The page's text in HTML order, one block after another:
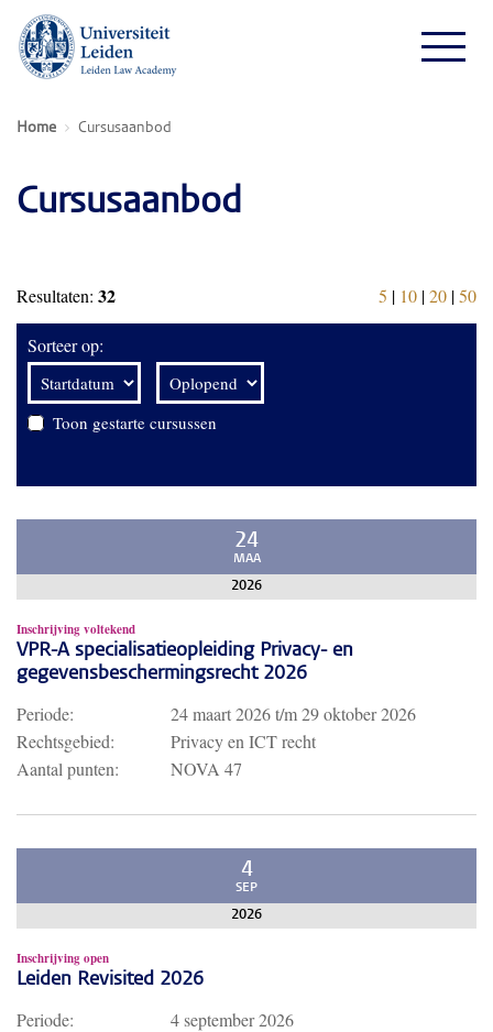
Home Cursusaanbod
Cursusaanbod
Resultaten: 32 5 | 10 |20 |50
Sorteer op:
Toon gestarte cursussen
24
MAA
2026
Inschrijving voltekend
VPR-A specialisatieopleiding Privacy- en
gegevensbeschermingsrecht 2026
Periode: 24 maart 2026t/m29 oktober 2026
Rechtsgebied:
Privacy en ICT recht
Aantal punten:
NOVA 47
4
SEP
2026
Inschrijving open
Leiden Revisited 2026
Periode:
4 september 2026